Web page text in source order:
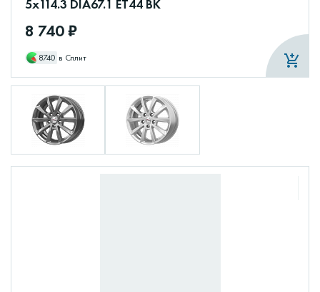
5x114.3 DIA67.1 ET44 BK
8 740 ₽
8740 в Сплит